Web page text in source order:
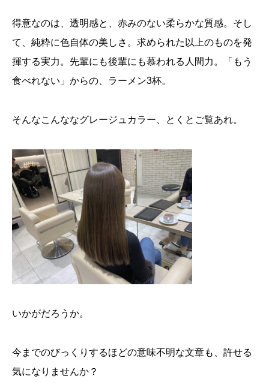
得意なのは、透明感と、赤みのない柔らかな質感。そし
て、純粋に色自体の美しさ。求められた以上のものを発
揮する実力。先輩にも後輩にも慕われる人間力。「もう
食べれない」からの、ラーメン3杯。
そんなこんななグレージュカラー、とくとご覧あれ。
いかがだろうか。
今までのびっくりするほどの意味不明な文章も、許せる
気になりませんか？